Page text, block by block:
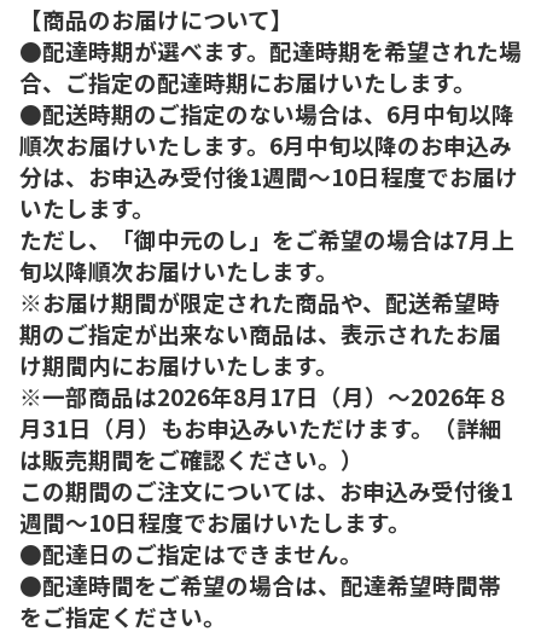
【商品のお届けについて】
●配達時期が選べます。配達時期を希望された場
合、ご指定の配達時期にお届けいたします。
●配送時期のご指定のない場合は、6月中旬以降
順次お届けいたします。6月中旬以降のお申込み
分は、お申込み受付後1週間～10日程度でお届け
いたします。
ただし、「御中元のし」をご希望の場合は7月上
旬以降順次お届けいたします。
※お届け期間が限定された商品や、配送希望時
期のご指定が出来ない商品は、表示されたお届
け期間内にお届けいたします。
※一部商品は2026年8月17日（月）～2026年８
月31日（月）もお申込みいただけます。（詳細
は販売期間をご確認ください。）
この期間のご注文については、お申込み受付後1
週間～10日程度でお届けいたします。
●配達日のご指定はできません。
●配達時間をご希望の場合は、配達希望時間帯
をご指定ください。